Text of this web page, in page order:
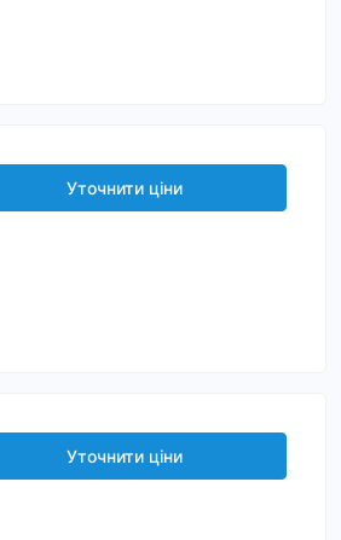
Уточнити ціни
Уточнити ціни